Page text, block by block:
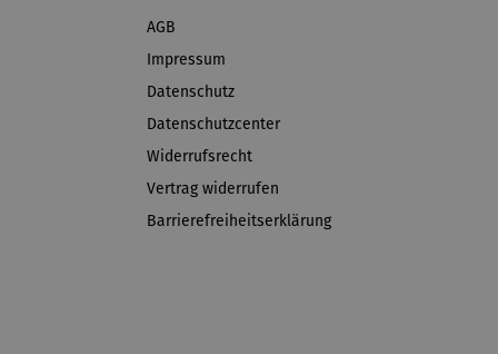
AGB
Impressum
Datenschutz
Datenschutzcenter
Widerrufsrecht
Vertrag widerrufen
Barrierefreiheitserklärung